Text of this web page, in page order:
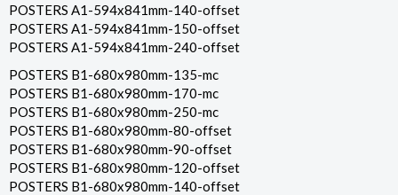
POSTERS A1-594x841mm-140-offset
POSTERS A1-594x841mm-150-offset
POSTERS A1-594x841mm-240-offset
POSTERS B1-680x980mm-135-mc
POSTERS B1-680x980mm-170-mc
POSTERS B1-680x980mm-250-mc
POSTERS B1-680x980mm-80-offset
POSTERS B1-680x980mm-90-offset
POSTERS B1-680x980mm-120-offset
POSTERS B1-680x980mm-140-offset